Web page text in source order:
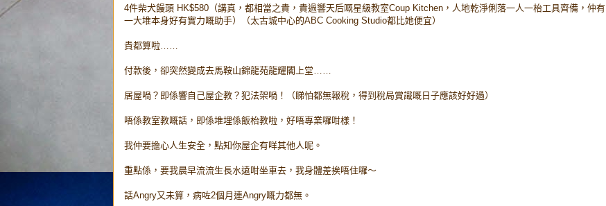
4件柴犬饅頭 HK$580（講真，都相當之貴，貴過響天后嘅星級教室Coup Kitchen，人地乾淨俐落一人一枱工具齊備，仲有
一大堆本身好有實力嘅助手）（太古城中心的ABC Cooking Studio都比她便宜）
貴都算啦……
付款後，卻突然變成去馬鞍山錦龍苑龍耀閣上堂……
居屋喎？即係響自己屋企教？犯法架喎！（睇怕都無報稅，得到稅局賞識嘅日子應該好好過）
唔係教室教嘅話，即係堆埋係飯枱教啦，好唔專業囉咁樣！
我仲要擔心人生安全，點知你屋企有咩其他人呢。
重點係，要我晨早流流生長水遠咁坐車去，我身體差挨唔住囉～
話Angry又未算，病咗2個月連Angry嘅力都無。